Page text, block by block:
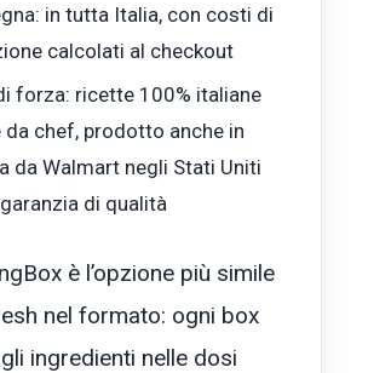
in tutta Italia, con costi di
calcolati al checkout
forza: ricette 100% italiane
da chef, prodotto anche in
da Walmart negli Stati Uniti
di qualità
è l’opzione più simile
nel formato: ogni box
ingredienti nelle dosi